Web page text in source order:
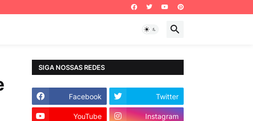
SIGA NOSSAS REDES
Facebook Twitter
YouTube Instagram